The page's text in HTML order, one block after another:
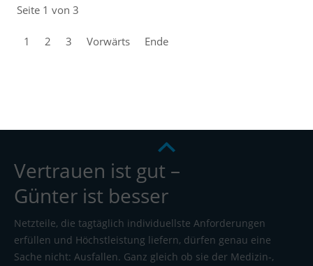
Seite 1 von 3
1 2 3 Vorwärts Ende
Vertrauen ist gut –
Günter ist besser
Netzteile, die tagtäglich individuellste Anforderungen
erfüllen und Höchstleistung liefern, dürfen genau eine
Sache nicht: Ausfallen. Ganz gleich ob sie der Medizin-,